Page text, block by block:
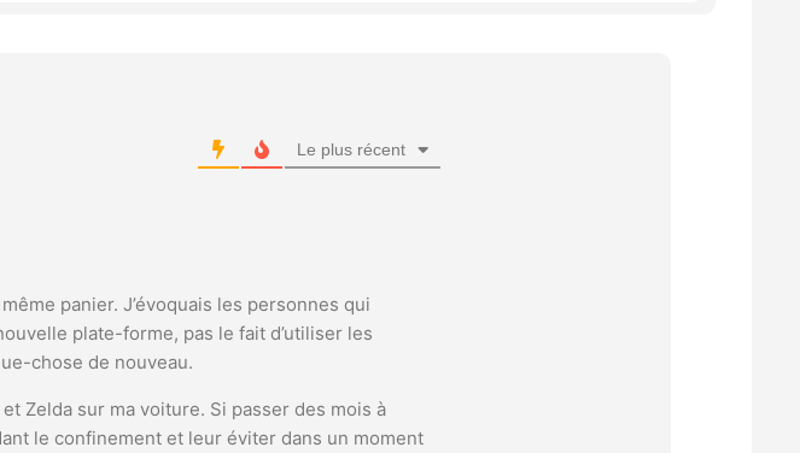
Le plus récent
panier. J’évoquais les personnes qui
plate-forme, pas le fait d’utiliser les
chose de nouveau.
Zelda sur ma voiture. Si passer des mois à
le confinement et leur éviter dans un moment